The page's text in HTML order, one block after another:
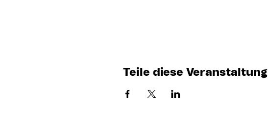
Teile diese Veranstaltung